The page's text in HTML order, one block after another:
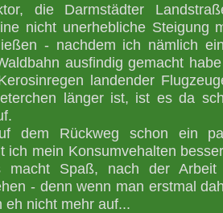
die Darmstädter
nicht unerhebliche Steigung
- nachdem ich nämlich
ausfindig gemacht
landender
länger ist, ist es da
dem Rückweg schon ein
ich mein Konsumvehalten
Spaß, nach der
- denn wenn man erstmal
eh nicht mehr auf...